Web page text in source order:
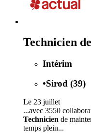
Technicien
Intérim
•Sirod (39)
Le 23 juillet
...avec 3550
Technicien de
temps plein...